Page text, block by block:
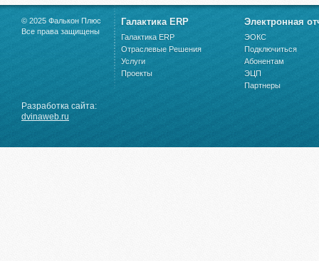
© 2025 Фалькон Плюс
Все права защищены
Разработка сайта:
dvinaweb.ru
Галактика ERP
Галактика ERP
Отраслевые Решения
Услуги
Проекты
Электронная
ЭОКС
Подключиться
Абонентам
ЭЦП
Партнеры